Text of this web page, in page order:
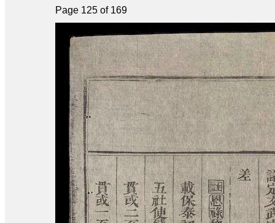
Page 125 of 169